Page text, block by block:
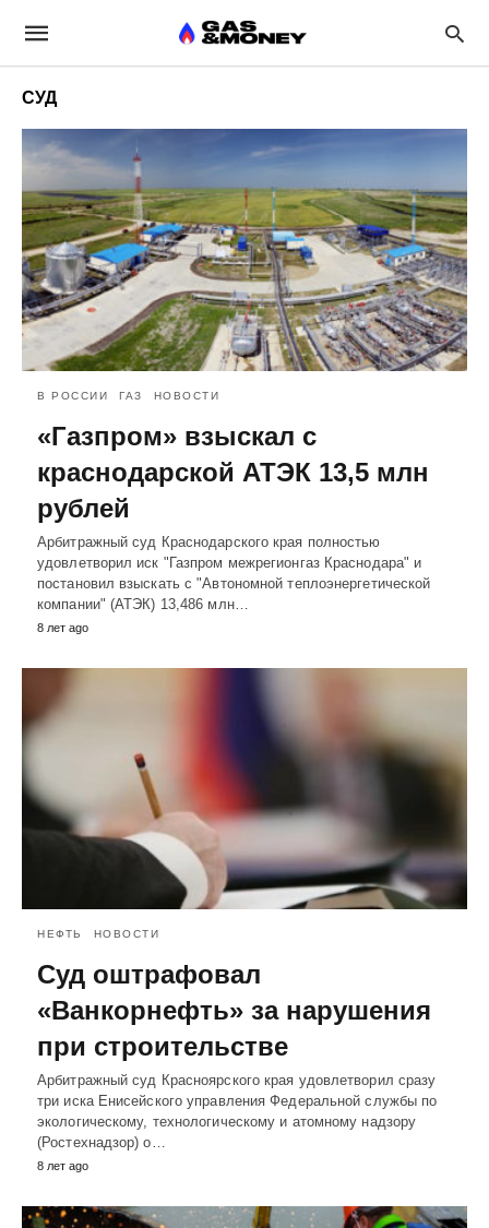
СУД
В РОССИИ ГАЗ НОВОСТИ
«Газпром» взыскал с
краснодарской АТЭК 13,5 млн
рублей
Арбитражный суд Краснодарского края полностью
удовлетворил иск "Газпром межрегионгаз Краснодара" и
постановил взыскать с "Автономной теплоэнергетической
компании" (АТЭК) 13,486 млн…
8 лет ago
НЕФТЬ НОВОСТИ
Суд оштрафовал
«Ванкорнефть» за нарушения
при строительстве
Арбитражный суд Красноярского края удовлетворил сразу
три иска Енисейского управления Федеральной службы по
экологическому, технологическому и атомному надзору
(Ростехнадзор) о…
8 лет ago